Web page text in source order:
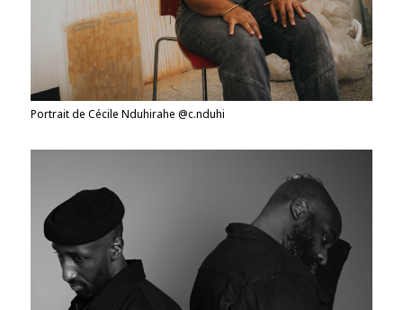
Portrait de Cécile Nduhirahe @c.nduhi